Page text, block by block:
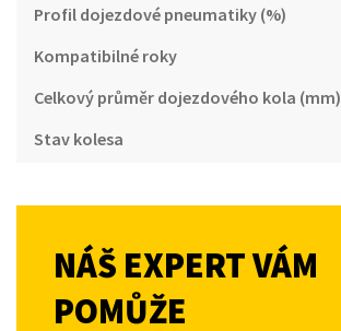
Profil dojezdové pneumatiky (%)
Kompatibilné roky
Celkový průměr dojezdového kola (mm)
Stav kolesa
NÁŠ EXPERT VÁM
POMŮŽE